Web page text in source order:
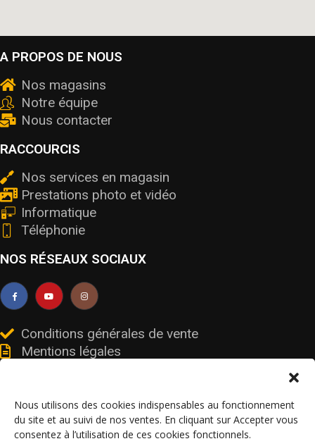
Nous utilisons des cookies indispensables au fonctionnement
du site et au suivi de nos ventes. En cliquant sur Accepter vous
consentez à l’utilisation de ces cookies fonctionnels.
A PROPOS DE NOUS
Nos magasins
Notre équipe
Nous contacter
RACCOURCIS
Nos services en magasin
Prestations photo et vidéo
Informatique
Téléphonie
NOS RÉSEAUX SOCIAUX
Conditions générales de vente
Mentions légales